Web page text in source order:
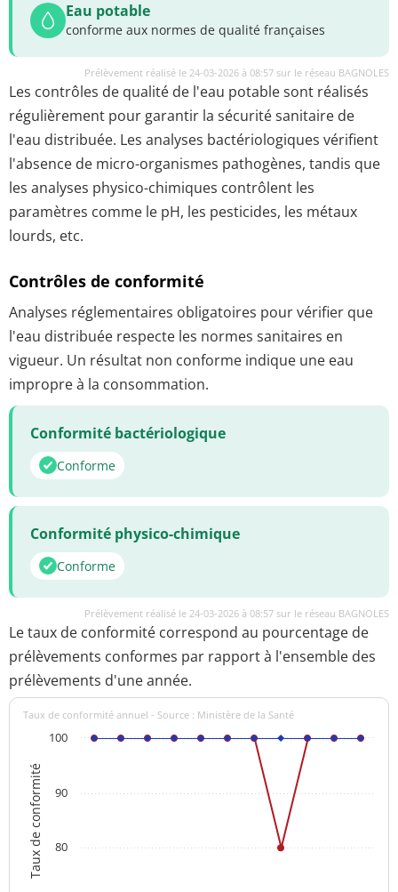
Eau potable
conforme aux normes de qualité françaises
Prélèvement réalisé le 24-03-2026 à 08:57 sur le réseau BAGNOLES
Les contrôles de qualité de l'eau potable sont réalisés
régulièrement pour garantir la sécurité sanitaire de
l'eau distribuée. Les analyses bactériologiques vérifient
l'absence de micro-organismes pathogènes, tandis que
les analyses physico-chimiques contrôlent les
paramètres comme le pH, les pesticides, les métaux
lourds, etc.
Contrôles de conformité
Analyses réglementaires obligatoires pour vérifier que
l'eau distribuée respecte les normes sanitaires en
vigueur. Un résultat non conforme indique une eau
impropre à la consommation.
Conformité bactériologique
Conforme
Conformité physico-chimique
Conforme
Prélèvement réalisé le 24-03-2026 à 08:57 sur le réseau BAGNOLES
Le taux de conformité correspond au pourcentage de
prélèvements conformes par rapport à l'ensemble des
prélèvements d'une année.
Taux de conformité
Taux de conformité annuel - Source : Ministère de la Santé
80
90
100